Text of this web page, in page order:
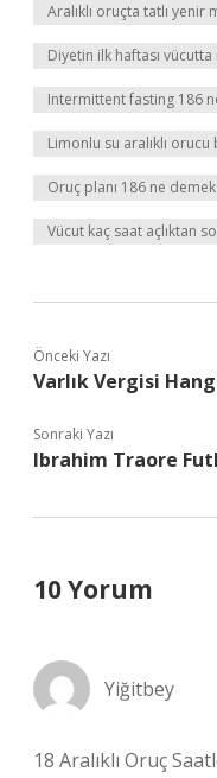
Aralıklı oruçta tatlı yenir
Diyetin ilk haftası
Intermittent fasting 186
Limonlu su aralıklı orucu
Oruç planı 186 ne demek
Vücut kaç saat açlıktan
Önceki Yazı
Varlık Vergisi
Sonraki Yazı
Ibrahim Traore
10 Yorum
Yiğitbey
18 Aralıklı Oruç